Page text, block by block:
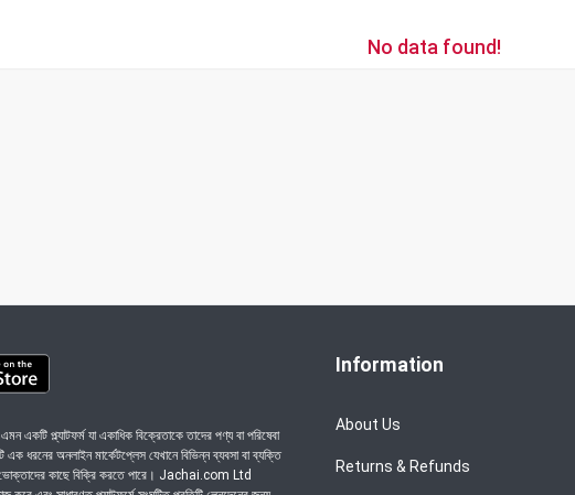
No data found!
প্ল্যাটফর্ম যা একাধিক বিক্রেতাকে তাদের পণ্য বা পরিষেবা
ধরনের অনলাইন মার্কেটপ্লেস যেখানে বিভিন্ন ব্যবসা বা ব্যক্তি
ভোক্তাদের কাছে বিক্রি করতে পারে। Jachai.com Ltd
Information
About Us
Returns & Refunds